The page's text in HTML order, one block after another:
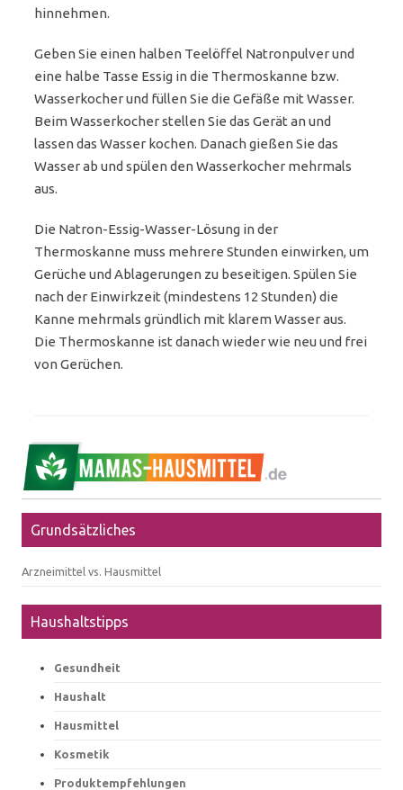
hinnehmen.
Geben Sie einen halben Teelöffel Natronpulver und
eine halbe Tasse Essig in die Thermoskanne bzw.
Wasserkocher und füllen Sie die Gefäße mit Wasser.
Beim Wasserkocher stellen Sie das Gerät an und
lassen das Wasser kochen. Danach gießen Sie das
Wasser ab und spülen den Wasserkocher mehrmals
aus.
Die Natron-Essig-Wasser-Lösung in der
Thermoskanne muss mehrere Stunden einwirken, um
Gerüche und Ablagerungen zu beseitigen. Spülen Sie
nach der Einwirkzeit (mindestens 12 Stunden) die
Kanne mehrmals gründlich mit klarem Wasser aus.
Die Thermoskanne ist danach wieder wie neu und frei
von Gerüchen.
Grundsätzliches
Arzneimittel vs. Hausmittel
Haushaltstipps
Gesundheit
Haushalt
Hausmittel
Kosmetik
Produktempfehlungen